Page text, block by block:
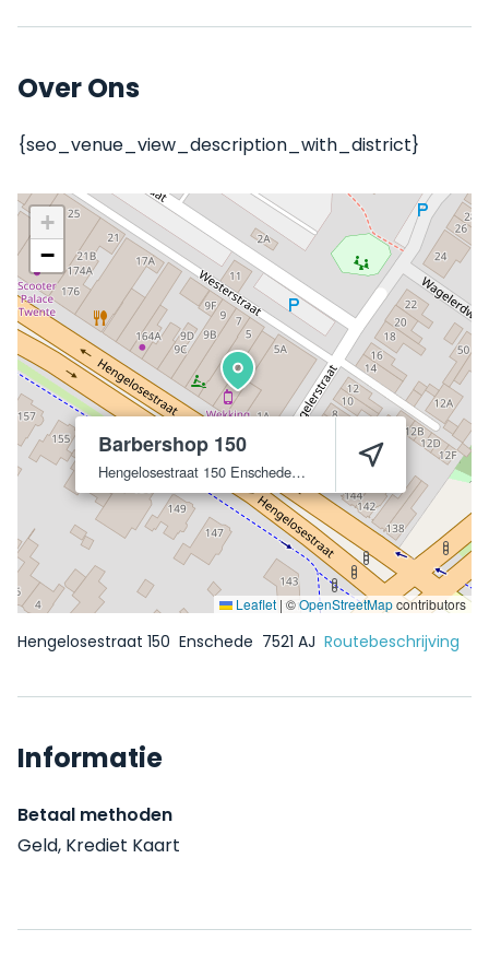
Over Ons
{seo_venue_view_description_with_district}
Barbershop 150
Hengelosestraat 150 Enschede 7521 AJ
+
−
Leaflet | ©OpenStreetMapcontributors
Hengelosestraat 150 Enschede 7521 AJ Routebeschrijving
Informatie
Betaal methoden
Geld, Krediet Kaart